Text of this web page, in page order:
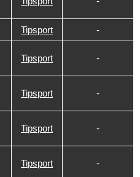
Tipsport -
Tipsport -
Tipsport -
Tipsport -
Tipsport -